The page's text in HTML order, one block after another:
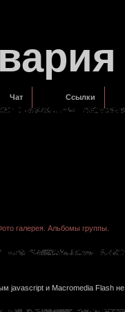
Чат Ссылки
галерея. Альбомы группы.
javascript и Macromedia Flash не